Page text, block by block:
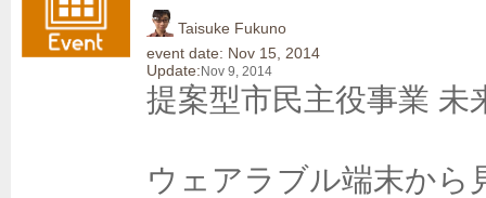
Taisuke Fukuno
event date: Nov 15, 2014
Update: Nov 9, 2014
提案型市民主役事業 未
ウェアラブル端末から